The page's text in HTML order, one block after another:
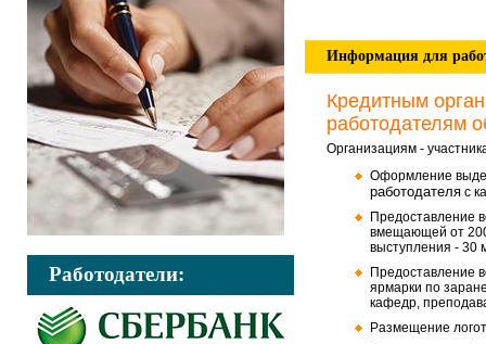
Работодатели:
Информация для
Кредитным
работодателям
Организациям -
Оформление
работодателя с
Предоставление
вмещающей от
выступления - 30
Предоставление
ярмарки по
кафедр,
Размещение